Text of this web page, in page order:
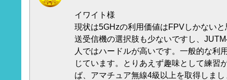
イワイト様
現状は5GHzの利用価値はFPVしかない
送受信機の選択肢も少ないですし、
人ではハードルが高いです。一般的な利
じています。とりあえず趣味として練習
ば、アマチュア無線4級以上を取得しまし